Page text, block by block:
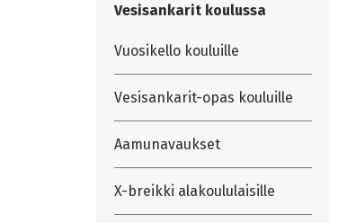
Vesisankarit koulussa
Vuosikello kouluille
Vesisankarit-opas kouluille
Aamunavaukset
X-breikki alakoululaisille